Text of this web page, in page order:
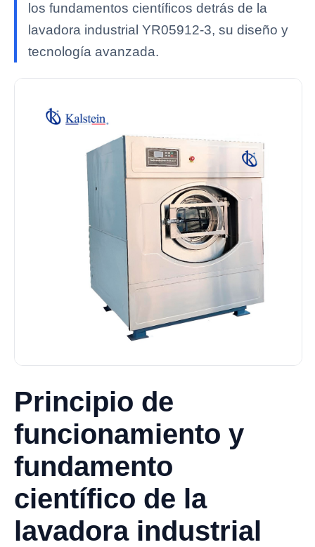
los fundamentos científicos detrás de la
lavadora industrial YR05912-3, su diseño y
tecnología avanzada.
Principio de
funcionamiento y
fundamento
científico de la
lavadora industrial